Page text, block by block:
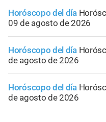
Horóscopo del día
09 de agosto de 2026
Horóscopo del día
de agosto de 2026
Horóscopo del día
de agosto de 2026